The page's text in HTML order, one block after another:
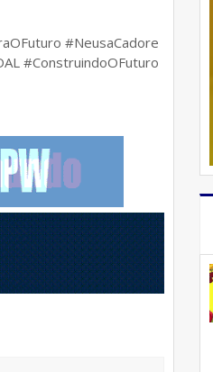
#NeusaCadore
#ConstruindoOFuturo